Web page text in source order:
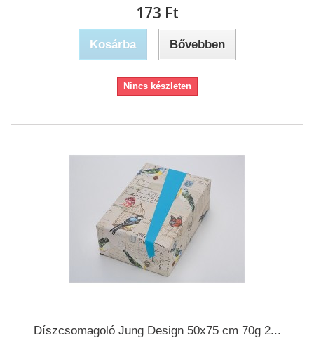
173 Ft‎
Kosárba Bővebben
Nincs készleten
Díszcsomagoló Jung Design 50x75 cm 70g 2...